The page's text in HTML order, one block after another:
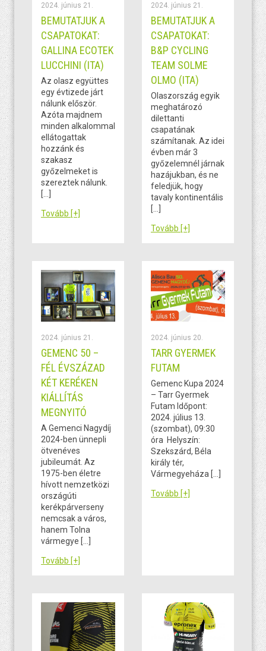
2024. június 21.
BEMUTATJUK A
CSAPATOKAT:
GALLINA ECOTEK
LUCCHINI (ITA)
Az olasz együttes
egy évtizede járt
nálunk először.
Azóta majdnem
minden alkalommal
ellátogattak
hozzánk és
szakasz
győzelmeket is
szereztek nálunk.
[…]
Tovább [+]
2024. június 21.
BEMUTATJUK A
CSAPATOKAT:
B&P CYCLING
TEAM SOLME
OLMO (ITA)
Olaszország egyik
meghatározó
dilettanti
csapatának
számítanak. Az idei
évben már 3
győzelemnél járnak
hazájukban, és ne
feledjük, hogy
tavaly kontinentális
[…]
Tovább [+]
2024. június 21.
GEMENC 50 –
FÉL ÉVSZÁZAD
KÉT KERÉKEN
KIÁLLÍTÁS
MEGNYITÓ
A Gemenci Nagydíj
2024-ben ünnepli
ötvenéves
jubileumát. Az
1975-ben életre
hívott nemzetközi
országúti
kerékpárverseny
nemcsak a város,
hanem Tolna
vármegye […]
Tovább [+]
2024. június 20.
TARR GYERMEK
FUTAM
Gemenc Kupa 2024
– Tarr Gyermek
Futam Időpont:
2024. július 13.
(szombat), 09:30
óra Helyszín:
Szekszárd, Béla
király tér,
Vármegyeháza […]
Tovább [+]